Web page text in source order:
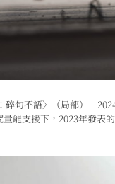
碎句不語〉（局部）
能支援下，2023年發表